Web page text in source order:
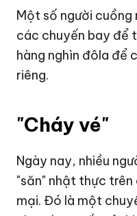
Một số người
các chuyến bay để
hàng nghìn đôla để
riêng.
"Cháy vé"
Ngày nay, nhiều
"săn" nhật thực
mại. Đó là một